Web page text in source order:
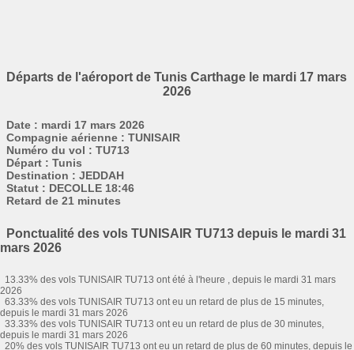
Départs de l'aéroport de Tunis Carthage le mardi 17 mars
2026
Date : mardi 17 mars 2026
Compagnie aérienne : TUNISAIR
Numéro du vol : TU713
Départ : Tunis
Destination : JEDDAH
Statut : DECOLLE 18:46
Retard de 21 minutes
Ponctualité des vols TUNISAIR TU713 depuis le mardi 31
mars 2026
13.33% des vols TUNISAIR TU713 ont été à l'heure , depuis le mardi 31 mars
2026
63.33% des vols TUNISAIR TU713 ont eu un retard de plus de 15 minutes,
depuis le mardi 31 mars 2026
33.33% des vols TUNISAIR TU713 ont eu un retard de plus de 30 minutes,
depuis le mardi 31 mars 2026
20% des vols TUNISAIR TU713 ont eu un retard de plus de 60 minutes, depuis le